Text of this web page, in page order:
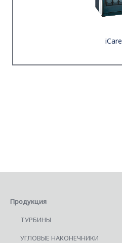
iCare
Продукция
ТУРБИНЫ
УГЛОВЫЕ НАКОНЕЧНИКИ